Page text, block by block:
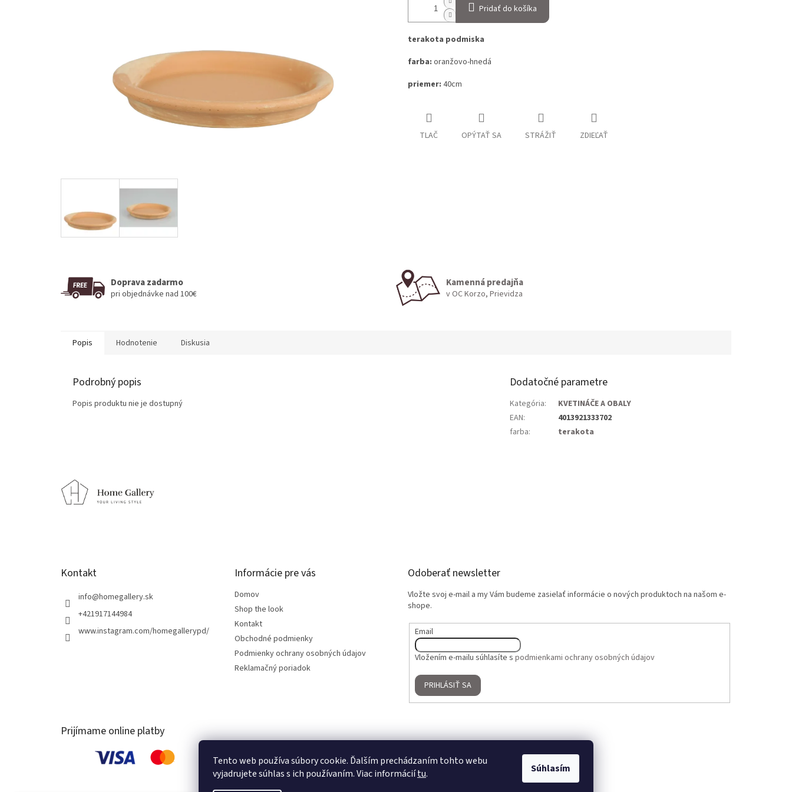
Tento web používa súbory cookie. Ďalším prechádzaním tohto webu
vyjadrujete súhlas s ich používaním. Viac informáciítu. Súhlasím
Pridať do košíka
terakota podmiska
farba: oranžovo-hnedá
priemer: 40cm
TLAČ OPÝTAŤ SA STRÁŽIŤ ZDIEĽAŤ
Doprava zadarmo
pri objednávke nad 100€
Kamenná predajňa
v OC Korzo, Prievidza
Popis Hodnotenie Diskusia
Podrobný popis
Popis produktu nie je dostupný
Dodatočné parametre
Kategória:
KVETINÁČE A OBALY
EAN:
4013921333702
farba: terakota
Kontakt
info@homegallery.sk
+421917144984
www.instagram.com/homegallerypd/
Informácie pre vás
Domov
Shop the look
Kontakt
Obchodné podmienky
Podmienky ochrany osobných údajov
Reklamačný poriadok
Odoberať newsletter
Vložte svoj e-mail a my Vám budeme zasielať informácie o nových produktoch na našom e-
shope.
Email
Vložením e-mailu súhlasíte s podmienkami ochrany osobných údajov
PRIHLÁSIŤ SA
Prijímame online platby